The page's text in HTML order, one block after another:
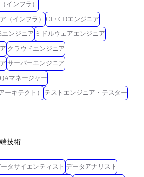
インフラ）
（インフラ）
CI・CDエンジニア
エンジニア ミドルウェアエンジニア
クラウドエンジニア
サーバーエンジニア
マネージャー
ーキテクト）
テストエンジニア・テスター
技術
ータサイエンティスト データアナリスト